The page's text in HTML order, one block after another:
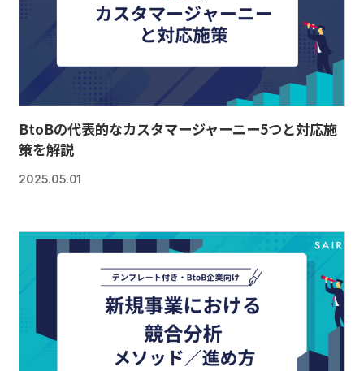
BtoBの代表的なカスタマージャーニー5つと対応施
策を解説
2025.05.01